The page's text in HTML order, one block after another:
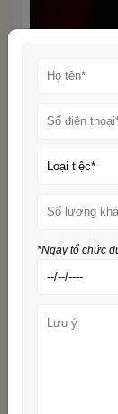
Gợi ý
Kinh
Chọn
Một studio
*Ngày tổ chức